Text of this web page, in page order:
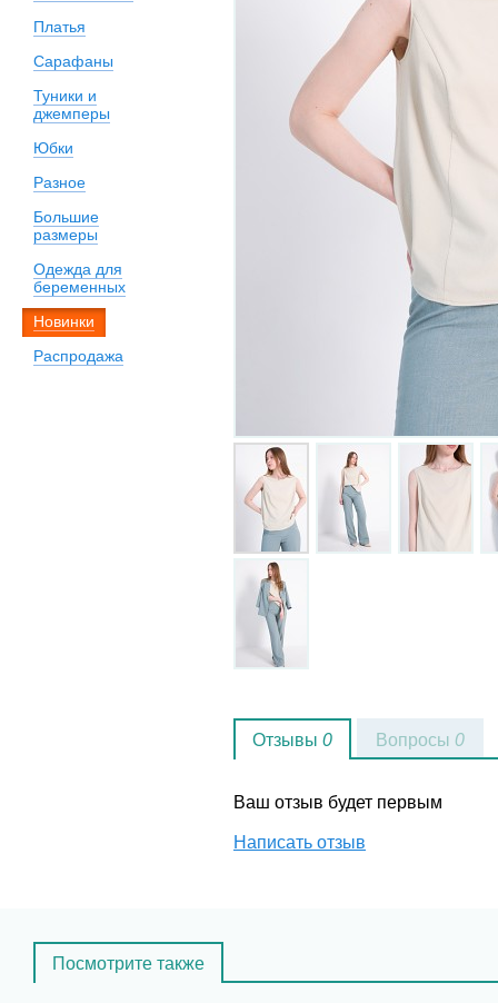
Платья
Сарафаны
Туники и
джемперы
Юбки
Разное
Большие
размеры
Одежда для
беременных
Новинки
Распродажа
Отзывы 0
Ваш отзыв будет первым
Написать отзыв
Вопросы 0
Посмотрите также